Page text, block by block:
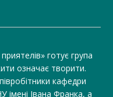
готує група
означає творити.
кафедри
імені Івана Франка, а